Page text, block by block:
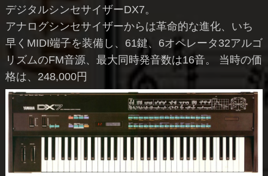
デジタルシンセサイザーDX7。
アナログシンセサイザーからは革命的な進化、いち
早くMIDI端子を装備し、61鍵、6オペレータ32アルゴ
リズムのFM音源、最大同時発音数は16音。 当時の価
格は、248,000円